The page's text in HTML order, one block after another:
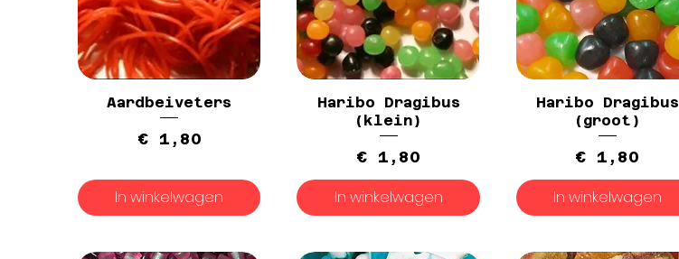
Aardbeiveters
Prijs
€ 1,80
In winkelwagen
Haribo Dragibus
(klein)
Prijs
€ 1,80
In winkelwagen
Haribo Dragibus
(groot)
Prijs
€ 1,80
In winkelwagen